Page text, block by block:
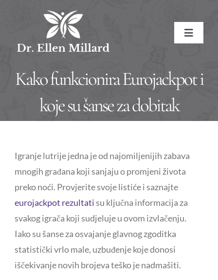
Toggle
Naturopathic Medicine
Conditions Treated
Treatment Methods
Treatment Pricing
RESOURCES
Affiliate Links
Meditations
Publicity
BOOK NOW
CONTACT
Kako funkcionira Eurojackpot i
koje su šanse za dobitak
Igranje lutrije jedna je od najomiljenijih zabava
mnogih građana koji sanjaju o promjeni života
preko noći. Provjerite svoje listiće i saznajte
eurojackpot rezultatisu ključna informacija za
svakog igrača koji sudjeluje u ovom izvlačenju.
Iako su šanse za osvajanje glavnog zgoditka
statistički vrlo male, uzbuđenje koje donosi
iščekivanje novih brojeva teško je nadmašiti.